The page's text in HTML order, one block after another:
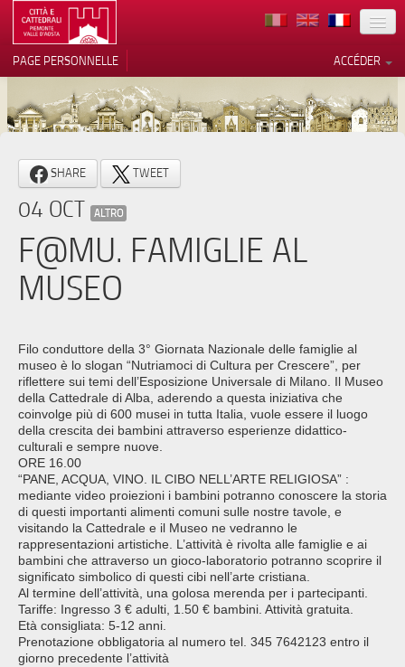
TERRITOIRE
ARCHITECTURE
MUSÉES
ITINÉRAIRES
EVÉNEMENTS
ACCUEIL
CONTACTS
PRESS
ACCÉDER
PAGE PERSONNELLE
SHARE TWEET
04 OCT ALTRO
F@MU. FAMIGLIE AL
MUSEO
Filo conduttore della 3° Giornata Nazionale delle famiglie al
museo è lo slogan “Nutriamoci di Cultura per Crescere”, per
riflettere sui temi dell’Esposizione Universale di Milano. Il Museo
della Cattedrale di Alba, aderendo a questa iniziativa che
coinvolge più di 600 musei in tutta Italia, vuole essere il luogo
della crescita dei bambini attraverso esperienze didattico-
culturali e sempre nuove.
ORE 16.00
“PANE, ACQUA, VINO. IL CIBO NELL’ARTE RELIGIOSA” :
mediante video proiezioni i bambini potranno conoscere la storia
di questi importanti alimenti comuni sulle nostre tavole, e
visitando la Cattedrale e il Museo ne vedranno le
rappresentazioni artistiche. L’attività è rivolta alle famiglie e ai
bambini che attraverso un gioco-laboratorio potranno scoprire il
significato simbolico di questi cibi nell’arte cristiana.
Al termine dell’attività, una golosa merenda per i partecipanti.
Tariffe: Ingresso 3 € adulti, 1.50 € bambini. Attività gratuita.
Età consigliata: 5-12 anni.
Prenotazione obbligatoria al numero tel. 345 7642123 entro il
giorno precedente l’attività
Notification lors de la collecte
Vos choix en matière de
confidentialité